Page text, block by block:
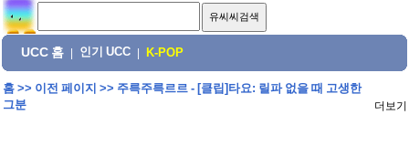
UCC 홈 인기 UCC K-POP
홈>> 이전 페이지 >> 주륵주륵르르 - [클립]타요: 릴파 없을 때 고생한
그분
더보기